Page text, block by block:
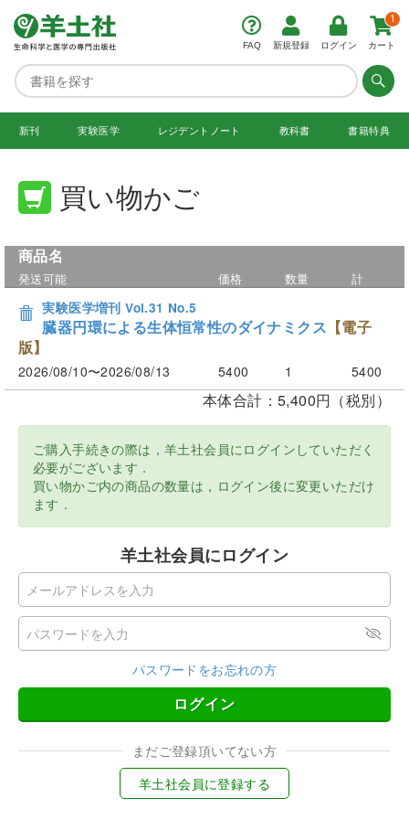
FAQ 新規登録 ログイン カート
1
新刊 実験医学 レジデント ノート 教科書 書籍特典
買い物かご
商品名
発送可能 価格 数量
計
実験医学増刊 Vol.31 No.5
臓器円環による生体恒常性のダイナミクス 【電子
版】
2026/08/10〜2026/08/13 5400 1 5400
本体合計：5,400円（税別）
ご購入手続きの際は，羊土社会員にログインしていただく
必要がございます．
買い物かご内の商品の数量は，ログイン後に変更いただけ
ます．
羊土社会員にログイン
パスワードをお忘れの方
ログイン
まだご登録頂いてない方
羊土社会員に登録する